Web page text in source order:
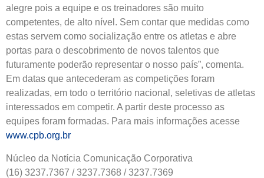
alegre pois a equipe e os treinadores são muito
competentes, de alto nível. Sem contar que medidas como
estas servem como socialização entre os atletas e abre
portas para o descobrimento de novos talentos que
futuramente poderão representar o nosso país”, comenta.
Em datas que antecederam as competições foram
realizadas, em todo o território nacional, seletivas de atletas
interessados em competir. A partir deste processo as
equipes foram formadas. Para mais informações acesse
www.cpb.org.br
Núcleo da Notícia Comunicação Corporativa
(16) 3237.7367 / 3237.7368 / 3237.7369